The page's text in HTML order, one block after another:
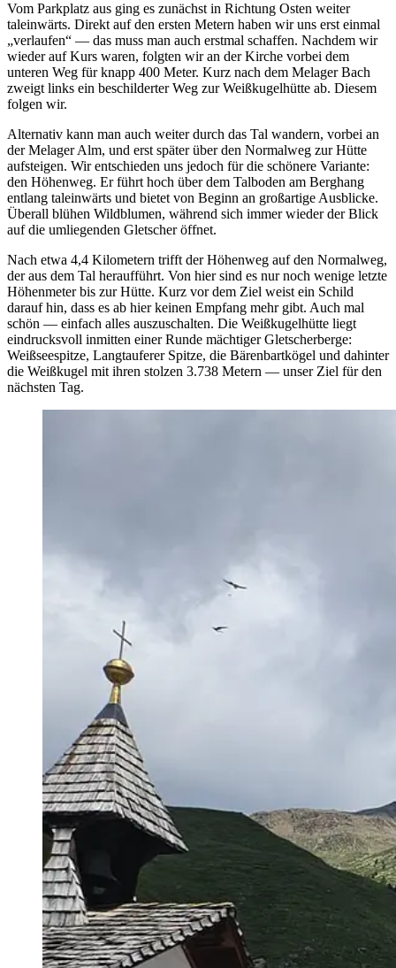
Vom Parkplatz aus ging es zunächst in Richtung Osten weiter
taleinwärts. Direkt auf den ersten Metern haben wir uns erst einmal
„verlaufen“ — das muss man auch erstmal schaffen. Nachdem wir
wieder auf Kurs waren, folgten wir an der Kirche vorbei dem
unteren Weg für knapp 400 Meter. Kurz nach dem Melager Bach
zweigt links ein beschilderter Weg zur Weißkugelhütte ab. Diesem
folgen wir.
Alternativ kann man auch weiter durch das Tal wandern, vorbei an
der Melager Alm, und erst später über den Normalweg zur Hütte
aufsteigen. Wir entschieden uns jedoch für die schönere Variante:
den Höhenweg. Er führt hoch über dem Talboden am Berghang
entlang taleinwärts und bietet von Beginn an großartige Ausblicke.
Überall blühen Wildblumen, während sich immer wieder der Blick
auf die umliegenden Gletscher öffnet.
Nach etwa 4,4 Kilometern trifft der Höhenweg auf den Normalweg,
der aus dem Tal heraufführt. Von hier sind es nur noch wenige letzte
Höhenmeter bis zur Hütte. Kurz vor dem Ziel weist ein Schild
darauf hin, dass es ab hier keinen Empfang mehr gibt. Auch mal
schön — einfach alles auszuschalten. Die Weißkugelhütte liegt
eindrucksvoll inmitten einer Runde mächtiger Gletscherberge:
Weißseespitze, Langtauferer Spitze, die Bärenbartkögel und dahinter
die Weißkugel mit ihren stolzen 3.738 Metern — unser Ziel für den
nächsten Tag.